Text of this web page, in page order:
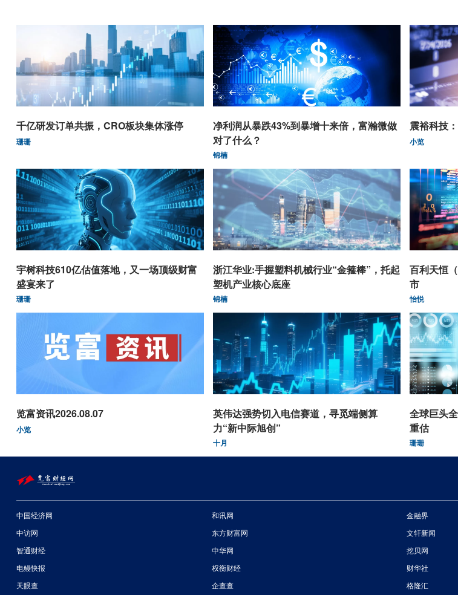
千亿研发订单共振，CRO板块集体涨停
珊珊
净利润从暴跌43%到暴增十来倍，富瀚微做
对了什么？
锦楠
震裕科技
小览
宇树科技610亿估值落地，又一场顶级财富
盛宴来了
珊珊
浙江华业:手握塑料机械行业“金箍棒”，托起
塑机产业核心底座
锦楠
百利天恒
市
怡悦
览富资讯2026.08.07
小览
英伟达强势切入电信赛道，寻觅端侧算
力“新中际旭创”
十月
全球巨头
重估
珊珊
中国经济网 和讯网 金融界
中访网
东方财富网 文轩新闻
智通财经
中华网 挖贝网
电鳗快报
权衡财经 财华社
天眼查
企查查 格隆汇